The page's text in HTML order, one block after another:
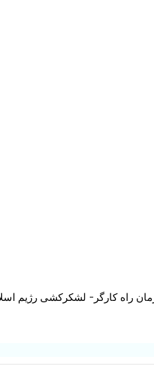
راه کارگر- لشکرکشی رژیم